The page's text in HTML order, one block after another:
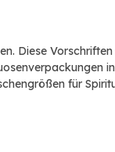
Diese Vorschriften
für